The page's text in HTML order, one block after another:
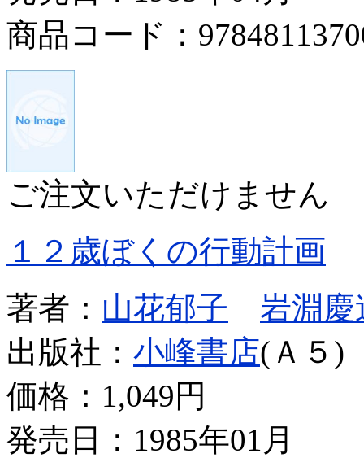
商品コード：
ご注文いただけません
１２歳ぼくの行動計画
著者： 山花郁子
岩淵慶
出版社： 小峰書店(Ａ５)
価格： 1,049円
発売日：1985年01月